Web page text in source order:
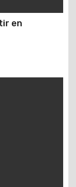
en